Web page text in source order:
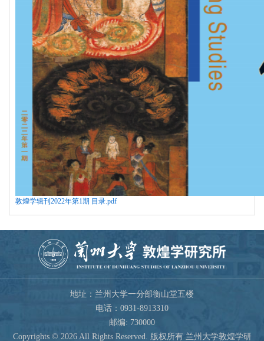
敦煌学辑刊2022年第1期 目录.pdf
地址：兰州大学一分部衡山堂五楼
电话：0931-8913310
邮编: 730000
Copyrights © 2026 All Rights Reserved. 版权所有 兰州大学敦煌学研